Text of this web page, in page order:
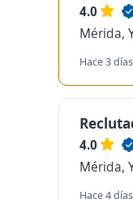
4.0
Mérida,
Hace 3 días
4.0
Mérida,
Hace 4 días